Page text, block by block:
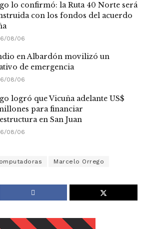
lo confirmó: la Ruta 40 Norte será
con los fondos del acuerdo
08/06
en Albardón movilizó un
de emergencia
08/06
logró que Vicuña adelante US$
para financiar
en San Juan
08/06
Marcelo Orrego